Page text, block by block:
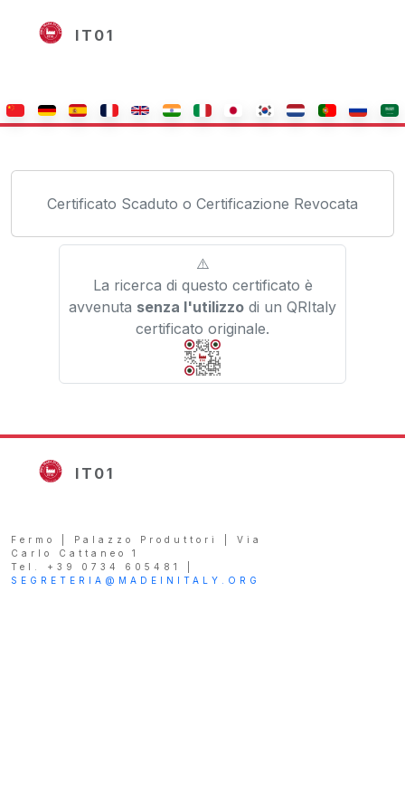
IT01
Certificato Scaduto o Certificazione Revocata
⚠️
La ricerca di questo certificato è
avvenuta senza l'utilizzo di un QRItaly
certificato originale.
IT01
Fermo | Palazzo Produttori | Via
Carlo Cattaneo 1
Tel. +39 0734 605481 |
SEGRETERIA@MADEINITALY.ORG